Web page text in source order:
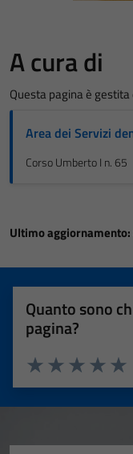
A cura di
Questa pagina è gestita
Area dei Servizi
Corso Umberto I n. 65
Ultimo aggiornamento:
Quanto sono
pagina?
Valuta
Valuta 3
Valuta 2 stelle
Valuta 1 stelle su 5